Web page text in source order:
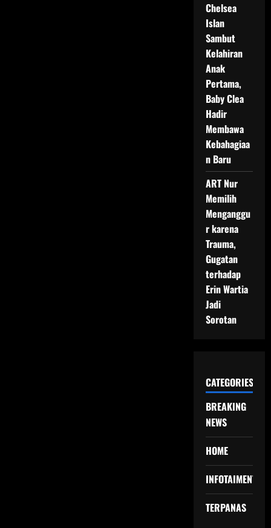
Chelsea
Islan
Sambut
Kelahiran
Anak
Pertama,
Baby Clea
Hadir
Membawa
Kebahagiaa
n Baru
ART Nur
Memilih
Menganggu
r karena
Trauma,
Gugatan
terhadap
Erin Wartia
Jadi
Sorotan
CATEGORIES
BREAKING
NEWS
HOME
INFOTAIMENT
TERPANAS